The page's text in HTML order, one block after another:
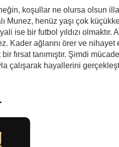
koşullar ne olursa olsun
Munez, henüz yaşı çok
ise bir futbol yıldızı olmaktır.
Kader ağlarını örer ve
fırsat tanımıştır. Şimdi
çalışarak hayallerini